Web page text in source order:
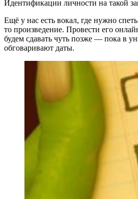
Идентификации личности на такой
Ещё у нас есть вокал, где нужно
то произведение. Провести его
будем сдавать чуть позже — пока в
обговаривают даты.